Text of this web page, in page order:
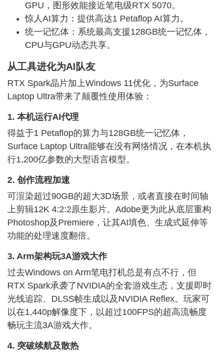
GPU，图形效能接近笔电级RTX 5070。
惊人AI算力：提供高达1 Petaflop AI算力。
统一记忆体：系统最高支援128GB统一记忆体，
CPU与GPU动态共享。
从工具进化为AI队友
RTX Spark晶片加上Windows 11优化，为Surface
Laptop Ultra带来了颠覆性使用体验：
1. 本机运行AI代理
得益于1 Petaflop的算力与128GB统一记忆体，
Surface Laptop Ultra能够在没有网络情况，在本机执
行1,200亿参数的大型语言模型。
2. 创作流程加速
可渲染超过90GB的超大3D场景，或者直接在时间轴
上剪辑12K 4:2:2原生影片。Adobe更为此从底层重构
Photoshop及Premiere，让其AI填色、生成式延伸等
功能的处理速度翻倍。
3. Arm架构玩3A游戏大作
过去Windows on Arm笔电打机总是有点不行，但
RTX Spark承袭了NVIDIA的全套游戏生态，支援即时
光线追踪、DLSS帧生成以及NVIDIA Reflex。玩家可
以在1,440p解像度下，以超过100FPS的超高流畅度
畅玩主流3A游戏大作。
4. 突破续航及散热